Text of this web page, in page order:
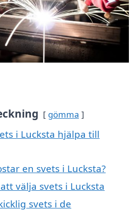
gömma
i Lucksta hjälpa till
en svets i Lucksta?
välja svets i Lucksta
svets i de